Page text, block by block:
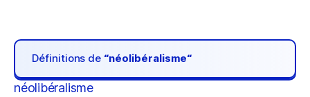
Définitions de “néolibéralisme“
néolibéralisme